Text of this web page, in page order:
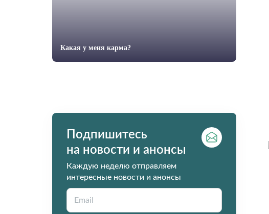
Какая у меня карма?
Подпишитесь
на новости и анонсы
Каждую неделю отправляем
интересные новости и анонсы